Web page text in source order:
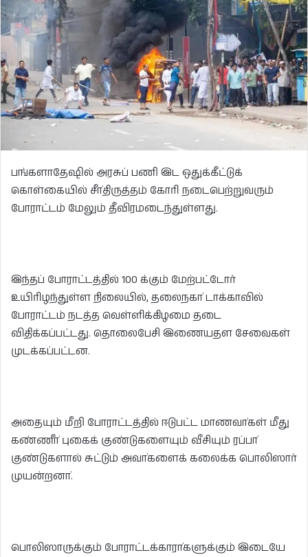
பங்களாதேஷில் அரசுப் பணி இட ஒதுக்கீட்டுக்
கொள்கையில் சீா்திருத்தம் கோரி நடைபெற்றுவரும்
போராட்டம் மேலும் தீவிரமடைந்துள்ளது.
இந்தப் போராட்டத்தில் 100 க்கும் மேற்பட்டோர்
உயிரிழந்துள்ள நிலையில், தலைநகா் டாக்காவில்
போராட்டம் நடத்த வெள்ளிக்கிழமை தடை
விதிக்கப்பட்டது. தொலைபேசி இணையதள சேவைகள்
முடக்கப்பட்டன.
அதையும் மீறி போராட்டத்தில் ஈடுபட்ட மாணவா்கள் மீது
கண்ணீா் புகைக் குண்டுகளையும் வீசியும் ரப்பா்
குண்டுகளால் சுட்டும் அவா்களைக் கலைக்க பொலிஸார்
முயன்றனா்.
பொலிஸாருக்கும் போராட்டக்காரா்களுக்கும் இடையே